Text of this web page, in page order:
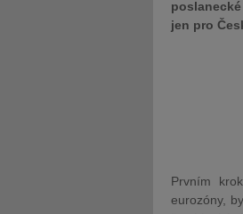
jen pro
Prvním
eurozóny,